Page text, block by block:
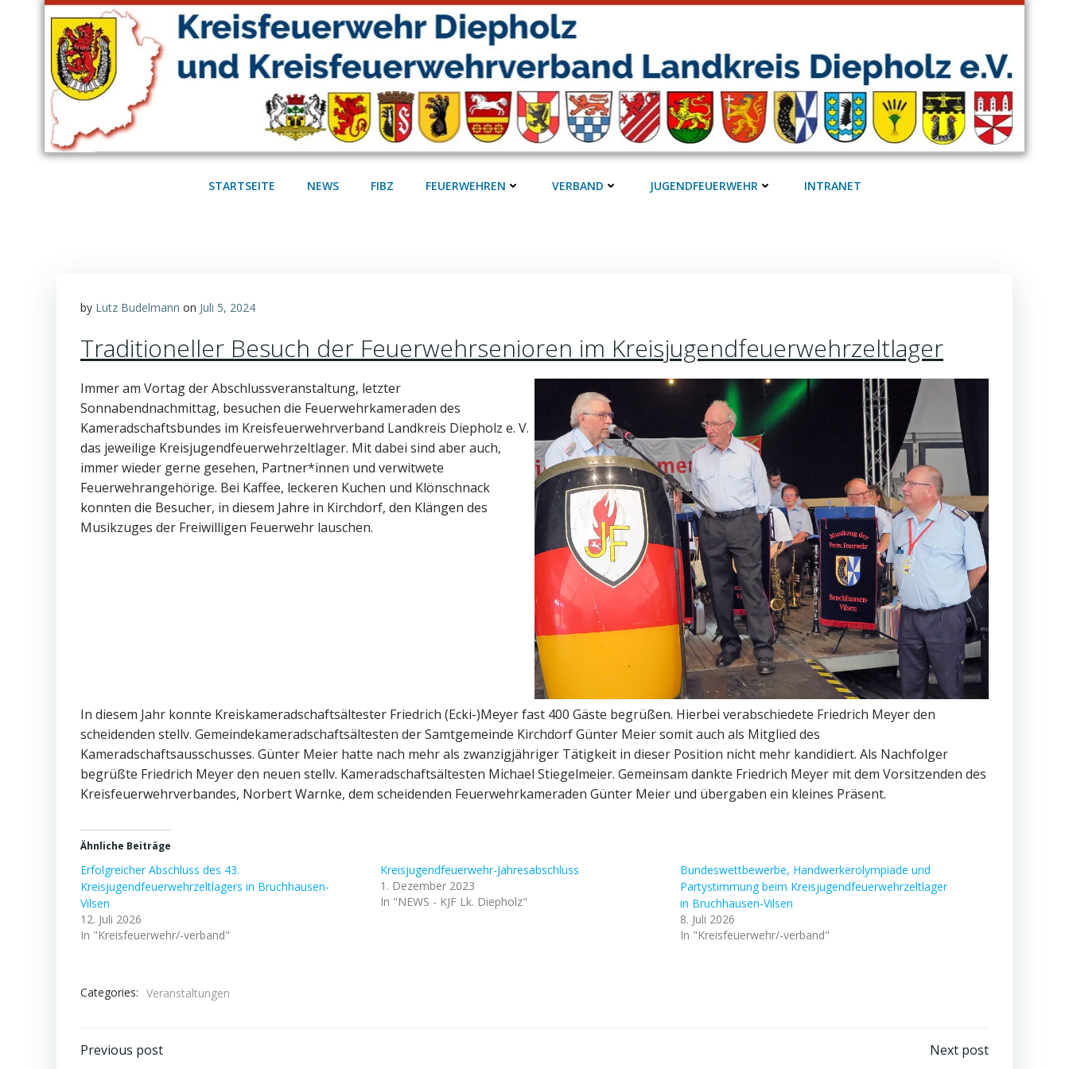
STARTSEITE NEWS FIBZ FEUERWEHREN VERBAND JUGENDFEUERWEHR INTRANET
by Lutz Budelmann on Juli 5, 2024
Traditioneller Besuch der Feuerwehrsenioren im Kreisjugendfeuerwehrzeltlager
Immer am Vortag der Abschlussveranstaltung, letzter
Sonnabendnachmittag, besuchen die Feuerwehrkameraden des
Kameradschaftsbundes im Kreisfeuerwehrverband Landkreis Diepholz e. V.
das jeweilige Kreisjugendfeuerwehrzeltlager. Mit dabei sind aber auch,
immer wieder gerne gesehen, Partner*innen und verwitwete
Feuerwehrangehörige. Bei Kaffee, leckeren Kuchen und Klönschnack
konnten die Besucher, in diesem Jahre in Kirchdorf, den Klängen des
Musikzuges der Freiwilligen Feuerwehr lauschen.
In diesem Jahr konnte Kreiskameradschaftsältester Friedrich (Ecki-)Meyer fast 400 Gäste begrüßen. Hierbei verabschiedete Friedrich Meyer den
scheidenden stellv. Gemeindekameradschaftsältesten der Samtgemeinde Kirchdorf Günter Meier somit auch als Mitglied des
Kameradschaftsausschusses. Günter Meier hatte nach mehr als zwanzigjähriger Tätigkeit in dieser Position nicht mehr kandidiert. Als Nachfolger
begrüßte Friedrich Meyer den neuen stellv. Kameradschaftsältesten Michael Stiegelmeier. Gemeinsam dankte Friedrich Meyer mit dem Vorsitzenden des
Kreisfeuerwehrverbandes, Norbert Warnke, dem scheidenden Feuerwehrkameraden Günter Meier und übergaben ein kleines Präsent.
Ähnliche Beiträge
Erfolgreicher Abschluss des 43.
Kreisjugendfeuerwehrzeltlagers in Bruchhausen-
Vilsen
12. Juli 2026
In "Kreisfeuerwehr/-verband"
Kreisjugendfeuerwehr-Jahresabschluss
1. Dezember 2023
In "NEWS - KJF Lk. Diepholz"
Bundeswettbewerbe, Handwerkerolympiade und
Partystimmung beim Kreisjugendfeuerwehrzeltlager
in Bruchhausen-Vilsen
8. Juli 2026
In "Kreisfeuerwehr/-verband"
Categories: Veranstaltungen
Post
Previous post Next post